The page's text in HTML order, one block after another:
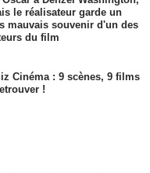
le réalisateur garde un
mauvais souvenir d'un des
du film
Cinéma : 9 scènes, 9 films
!